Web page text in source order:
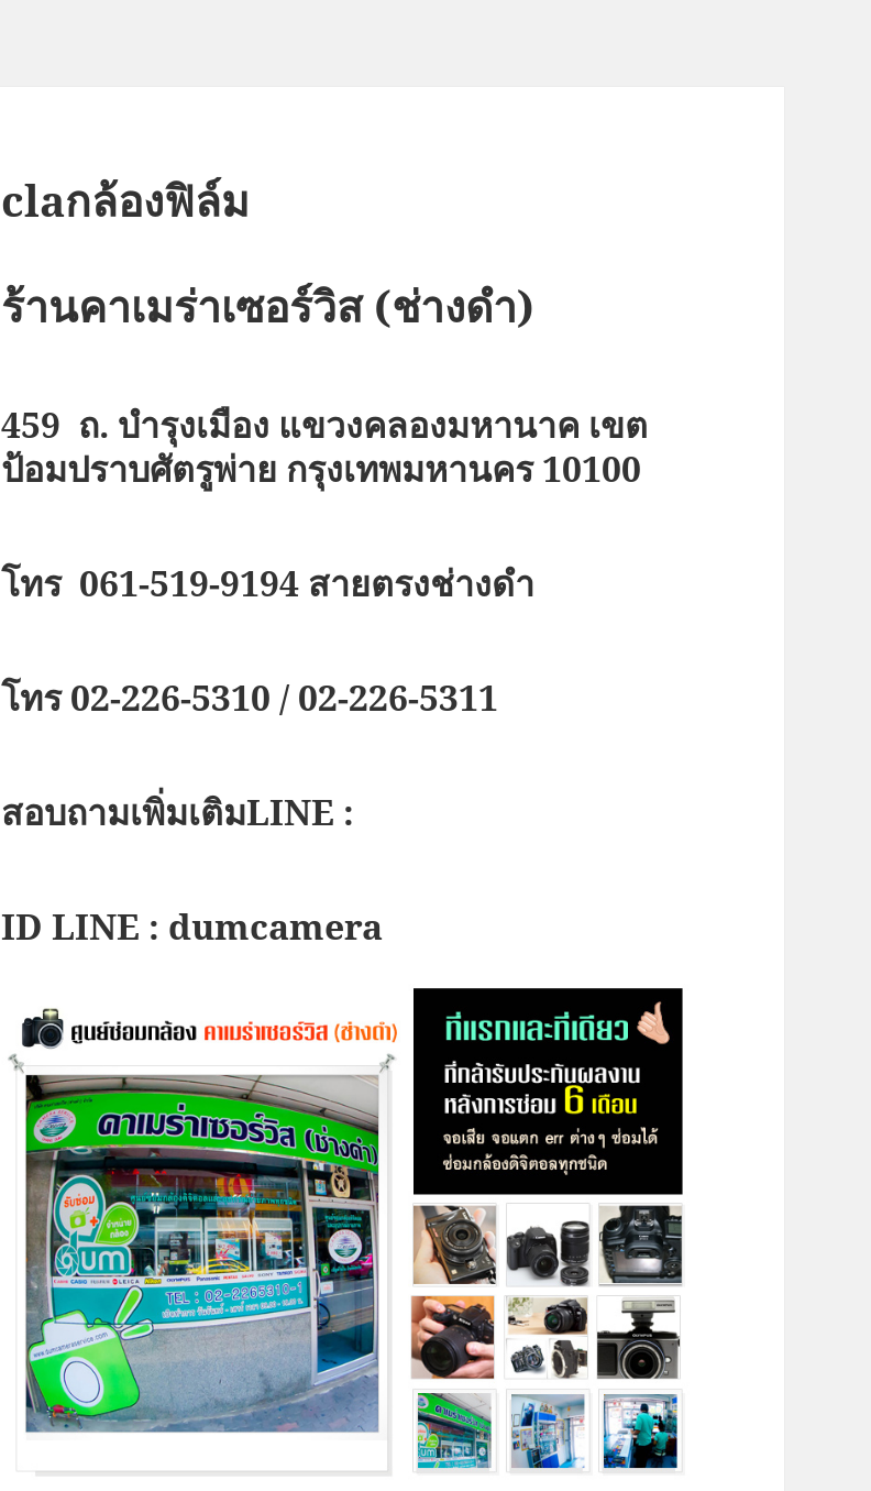
claกล้องฟิล์ม
ร้านคาเมร่าเซอร์วิส (ช่างดำ)
459 ถ. บำรุงเมือง แขวงคลองมหานาค เขต
ป้อมปราบศัตรูพ่าย กรุงเทพมหานคร 10100
โทร 061-519-9194 สายตรงช่างดำ
โทร 02-226-5310 / 02-226-5311
สอบถามเพิ่มเติมLINE :
ID LINE : dumcamera